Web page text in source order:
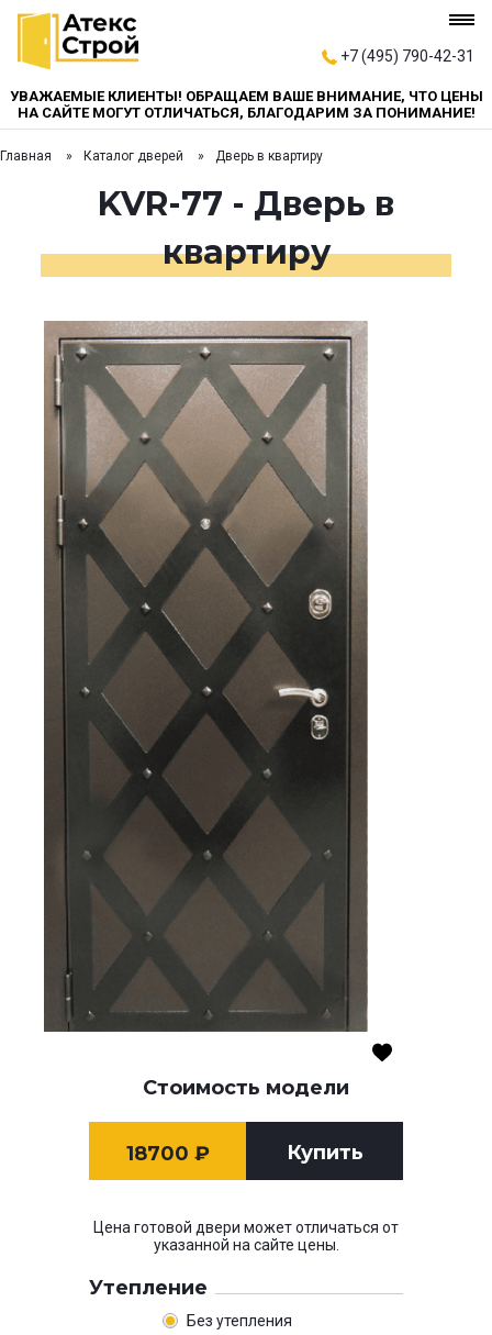
+7 (495) 790-42-31
УВАЖАЕМЫЕ КЛИЕНТЫ! ОБРАЩАЕМ ВАШЕ ВНИМАНИЕ, ЧТО ЦЕНЫ
НА САЙТЕ МОГУТ ОТЛИЧАТЬСЯ, БЛАГОДАРИМ ЗА ПОНИМАНИЕ!
Главная Каталог дверей Дверь в квартиру
KVR-77 - Дверь в
квартиру
Стоимость модели
18700 ₽ Купить
Цена готовой двери может отличаться от
указанной на сайте цены.
Утепление
Без утепления